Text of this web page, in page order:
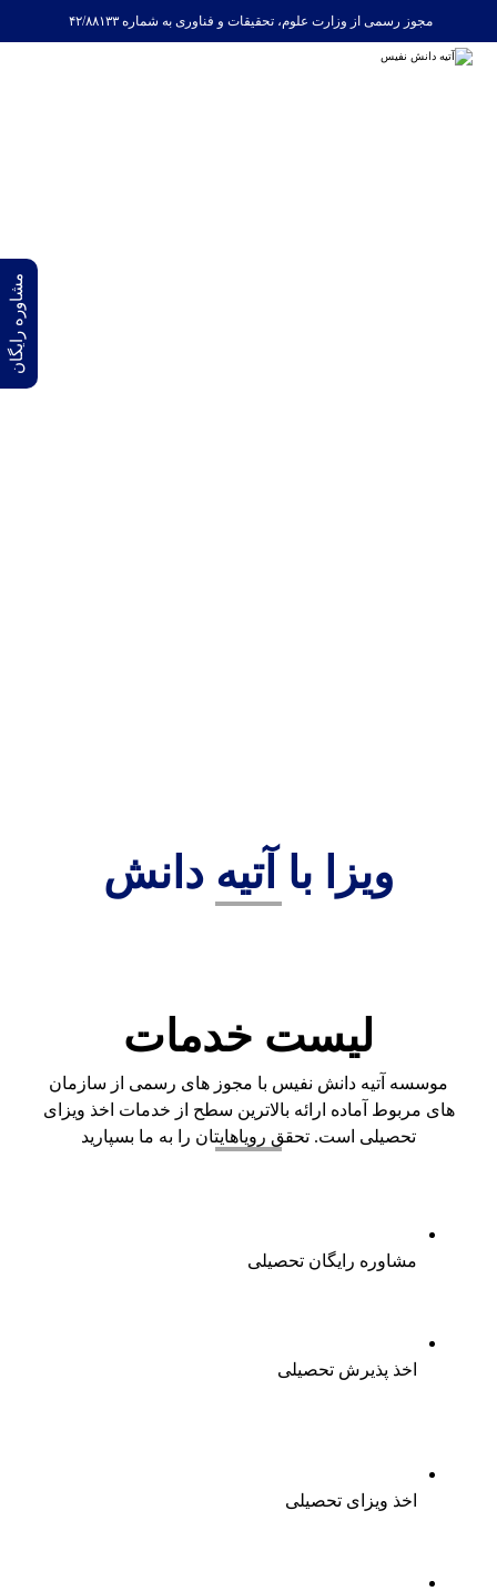
مجوز رسمی از وزارت علوم، تحقیقات و فناوری به شماره ۴۲/۸۸۱۳۳
ویزا با آتیه دانش
لیست خدمات
موسسه آتیه دانش نفیس با مجوز های رسمی از سازمان
های مربوط آماده ارائه بالاترین سطح از خدمات اخذ ویزای
تحصیلی است. تحقق رویاهایتان را به ما بسپارید
مشاوره رایگان تحصیلی
اخذ پذیرش تحصیلی
اخذ ویزای تحصیلی
مشاوره رایگان